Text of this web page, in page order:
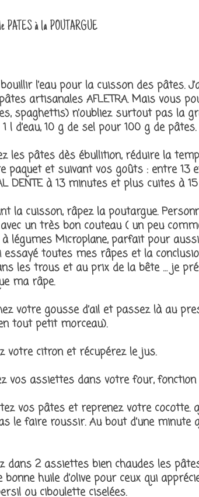
PATES à la POUTARGUE
bouillir l’eau pour la cuisson des pâtes.
pâtes artisanales AFLETRA. Mais vous
spaghettis) n’oubliez surtout pas la
l d’eau, 10 g de sel pour 100 g de pâtes.
les pâtes dès ébullition, réduire la
paquet et suivant vos goûts : entre 13
DENTE à 13 minutes et plus cuites à
la cuisson, râpez la poutargue.
un très bon couteau ( un peu
légumes Microplane, parfait pour
essayé toutes mes râpes et la
les trous et au prix de la bête … je
ma râpe.
votre gousse d’ail et passez là au
tout petit morceau).
votre citron et récupérez le jus.
vos assiettes dans votre four,
vos pâtes et reprenez votre cocotte.
le faire roussir. Au bout d’une
dans 2 assiettes bien chaudes les
bonne huile d’olive pour ceux qui
ou ciboulette ciselées.